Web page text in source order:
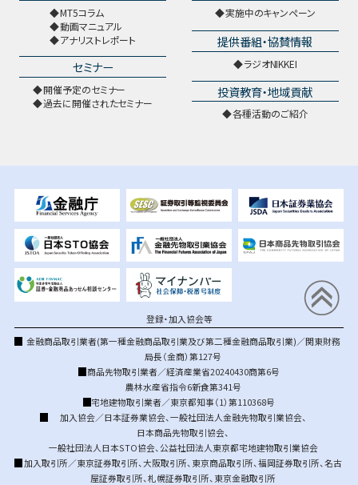
MT5コラム
動画マニュアル
アナリストレポート
セミナー
開催予定のセミナー
過去に開催されたセミナー
実施中のキャンペーン
提供番組・協賛情報
ラジオNIKKEI
投資教育・地域貢献
各種活動のご紹介
登録・加入協会等
金融商品取引業者(第一種金融商品取引業及び第二種金融商品取引業)／関東財務
局長（金商）第127号
商品先物取引業者／経済産業省20240430商第6号
農林水産省指令6新食第341号
宅地建物取引業者／東京都知事（1）第110368号
加入協会／日本証券業協会、 一般社団法人金融先物取引業協会、
日本商品先物取引協会、
一般社団法人日本STO協会、 公益社団法人東京都宅地建物取引業協会
加入取引所／東京証券取引所、大阪取引所、 東京商品取引所、福岡証券取引所、名古
屋証券取引所、札幌証券取引所、 東京金融取引所